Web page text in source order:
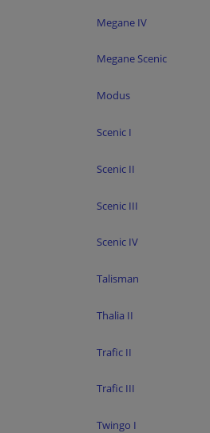
Megane IV
Megane Scenic
Modus
Scenic I
Scenic II
Scenic III
Scenic IV
Talisman
Thalia II
Trafic II
Trafic III
Twingo I